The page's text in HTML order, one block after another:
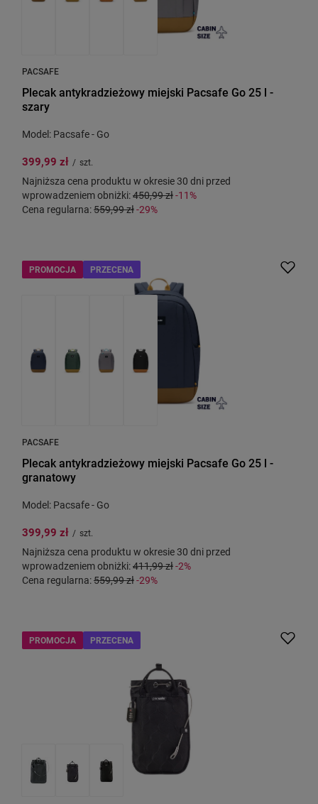
PACSAFE
Plecak antykradzieżowy miejski Pacsafe Go 25 l -
szary
Model: Pacsafe - Go
399,99 zł / szt.
Najniższa cena produktu w okresie 30 dni przed
wprowadzeniem obniżki:450,99 zł-11%
Cena regularna:559,99 zł-29%
PROMOCJA PRZECENA
PACSAFE
Plecak antykradzieżowy miejski Pacsafe Go 25 l -
granatowy
Model: Pacsafe - Go
399,99 zł / szt.
Najniższa cena produktu w okresie 30 dni przed
wprowadzeniem obniżki:411,99 zł-2%
Cena regularna:559,99 zł-29%
PROMOCJA PRZECENA